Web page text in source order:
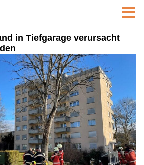
in Tiefgarage verursacht